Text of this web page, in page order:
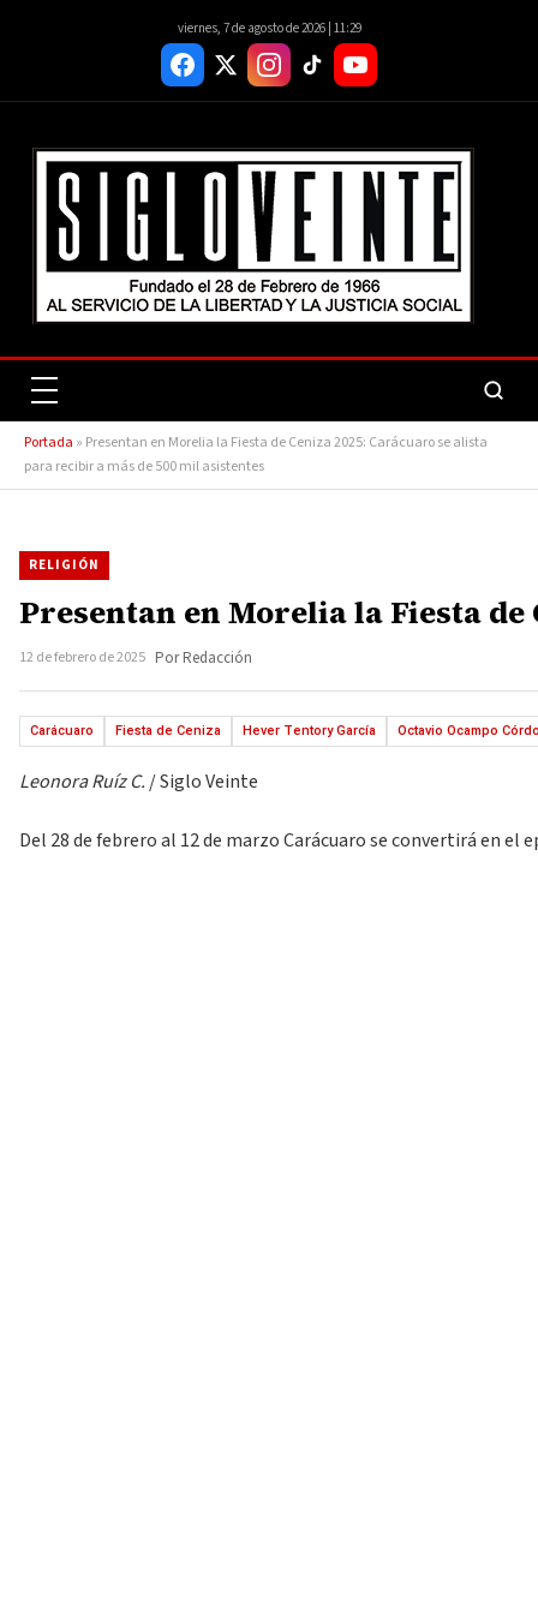
viernes, 7 de agosto de 2026 | 11:29
Portada » Presentan en Morelia la Fiesta de Ceniza 2025: Carácuaro se alista
para recibir a más de 500 mil asistentes
RELIGIÓN
Presentan en Morelia la Fiesta
12 de febrero de 2025 Por Redacción
Carácuaro Fiesta de Ceniza Hever Tentory García Octavio Ocampo
Leonora Ruíz C. / Siglo Veinte
Del 28 de febrero al 12 de marzo Carácuaro se convertirá en